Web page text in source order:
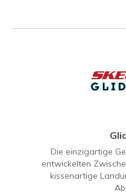
Die einzigartige
entwickelten
kissenartige